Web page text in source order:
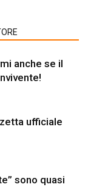
anche se il
ufficiale
sono quasi